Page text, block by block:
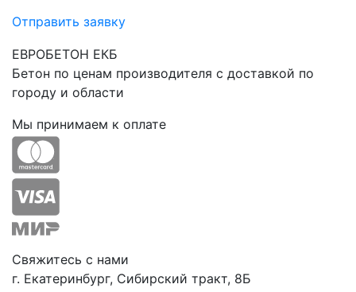
Отправить заявку
ЕВРОБЕТОН ЕКБ
Бетон по ценам производителя с доставкой по
городу и области
Мы принимаем к оплате
Свяжитесь с нами
г. Екатеринбург, Сибирский тракт, 8Б